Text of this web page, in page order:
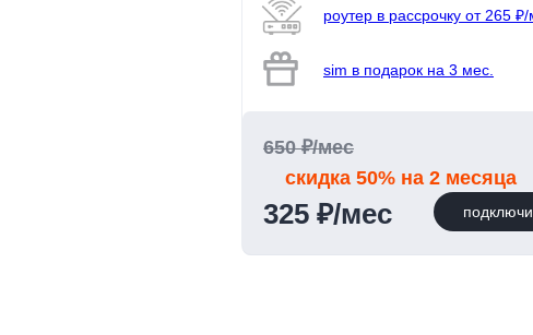
325 ₽/мес
650 ₽/мес
скидка 50% на 2 месяца
роутер в рассрочку от 265
sim в подарок на 3 мес.